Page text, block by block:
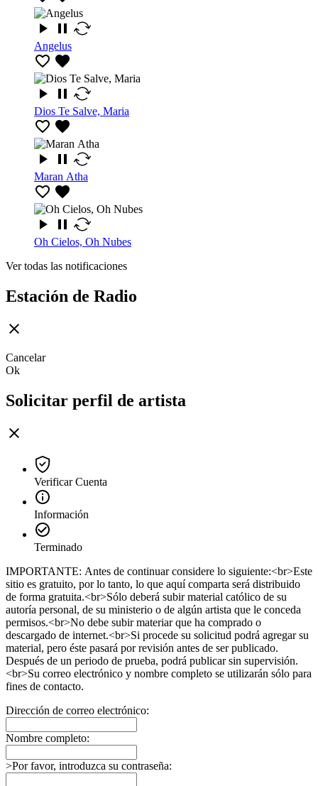
Angelus
Dios Te Salve, Maria
Maran Atha
Oh Cielos, Oh Nubes
Ver todas las notificaciones
Estación de Radio
Cancelar
Ok
Solicitar perfil de artista
Verificar Cuenta
Información
Terminado
IMPORTANTE: Antes de continuar considere lo siguiente:<br>Este
sitio es gratuito, por lo tanto, lo que aquí comparta será distribuido
de forma gratuita.<br>Sólo deberá subir material católico de su
autoría personal, de su ministerio o de algún artista que le conceda
permisos.<br>No debe subir materiar que ha comprado o
descargado de internet.<br>Si procede su solicitud podrá agregar su
material, pero éste pasará por revisión antes de ser publicado.
Después de un periodo de prueba, podrá publicar sin supervisión.
<br>Su correo electrónico y nombre completo se utilizarán sólo para
fines de contacto.
Dirección de correo electrónico:
Nombre completo:
>Por favor, introduzca su contraseña: